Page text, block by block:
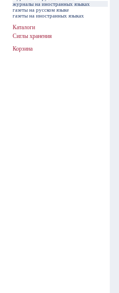
журналы на иностранных языках
газеты на русском языке
газеты на иностранных языках
Каталоги
Сиглы хранения
Корзина